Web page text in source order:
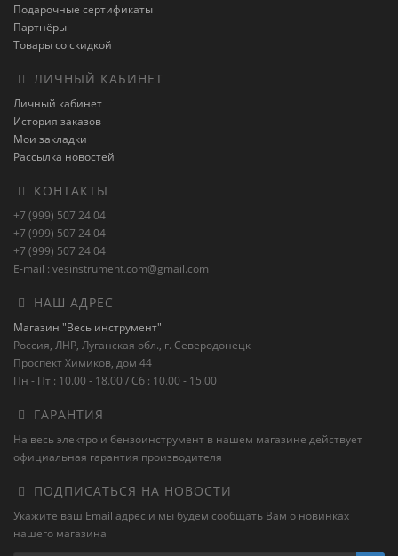
Подарочные сертификаты
Партнёры
Товары со скидкой
ЛИЧНЫЙ КАБИНЕТ
Личный кабинет
История заказов
Мои закладки
Рассылка новостей
КОНТАКТЫ
+7 (999) 507 24 04
+7 (999) 507 24 04
+7 (999) 507 24 04
E-mail : vesinstrument.com@gmail.com
НАШ АДРЕС
Магазин "Весь инструмент"
Россия, ЛНР, Луганская обл., г. Северодонецк
Проспект Химиков, дом 44
Пн - Пт : 10.00 - 18.00 / Сб : 10.00 - 15.00
ГАРАНТИЯ
На весь электро и бензоинструмент в нашем магазине действует
официальная гарантия производителя
ПОДПИСАТЬСЯ НА НОВОСТИ
Укажите ваш Email адрес и мы будем сообщать Вам о новинках
нашего магазина